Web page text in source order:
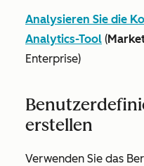
Analysieren Sie die
Analytics-Tool (
Enterprise)
erstellen
Verwenden Sie das